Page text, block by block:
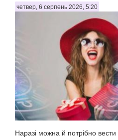
четвер, 6 серпень 2026, 5:20
Наразі можна й потрібно